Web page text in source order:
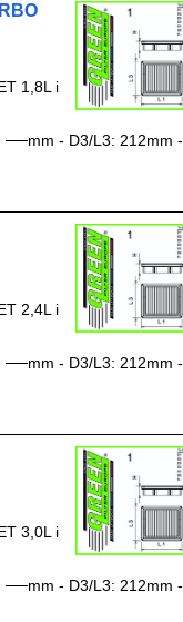
1,8L i
──mm - D3/L3: 212mm -
2,4L i
──mm - D3/L3: 212mm -
3,0L i
──mm - D3/L3: 212mm -